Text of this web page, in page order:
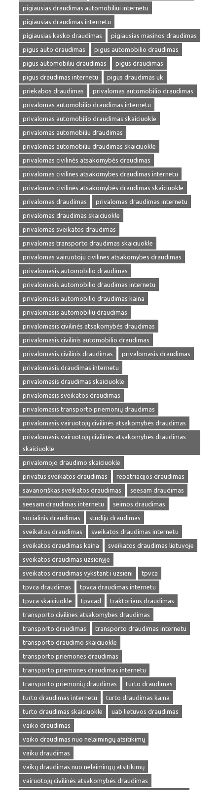
pigiausias draudimas automobiliui internetu
pigiausias draudimas internetu
pigiausias kasko draudimas
pigiausias masinos draudimas
pigus auto draudimas
pigus automobilio draudimas
pigus automobiliu draudimas
pigus draudimas
pigus draudimas internetu
pigus draudimas uk
priekabos draudimas
privalomas automobilio draudimas
privalomas automobilio draudimas internetu
privalomas automobilio draudimas skaiciuokle
privalomas automobiliu draudimas
privalomas automobiliu draudimas skaiciuokle
privalomas civilinės atsakomybės draudimas
privalomas civilines atsakomybes draudimas internetu
privalomas civilinės atsakomybės draudimas skaiciuokle
privalomas draudimas
privalomas draudimas internetu
privalomas draudimas skaiciuokle
privalomas sveikatos draudimas
privalomas transporto draudimas skaiciuokle
privalomas vairuotoju civilines atsakomybes draudimas
privalomasis automobilio draudimas
privalomasis automobilio draudimas internetu
privalomasis automobilio draudimas kaina
privalomasis automobiliu draudimas
privalomasis civilinės atsakomybės draudimas
privalomasis civilinis automobilio draudimas
privalomasis civilinis draudimas
privalomasis draudimas
privalomasis draudimas internetu
privalomasis draudimas skaiciuokle
privalomasis sveikatos draudimas
privalomasis transporto priemonių draudimas
privalomasis vairuotojų civilinės atsakomybės draudimas
privalomasis vairuotojų civilinės atsakomybės draudimas
skaiciuokle
privalomojo draudimo skaiciuokle
privatus sveikatos draudimas
repatriacijos draudimas
savanoriškas sveikatos draudimas
seesam draudimas
seesam draudimas internetu
seimos draudimas
socialinis draudimas
studiju draudimas
sveikatos draudimas
sveikatos draudimas internetu
sveikatos draudimas kaina
sveikatos draudimas lietuvoje
sveikatos draudimas uzsienyje
sveikatos draudimas vykstant i uzsieni
tpvca
tpvca draudimas
tpvca draudimas internetu
tpvca skaiciuokle
tpvcad
traktoriaus draudimas
transporto civilines atsakomybes draudimas
transporto draudimas
transporto draudimas internetu
transporto draudimo skaiciuokle
transporto priemones draudimas
transporto priemones draudimas internetu
transporto priemonių draudimas
turto draudimas
turto draudimas internetu
turto draudimas kaina
turto draudimas skaiciuokle
uab lietuvos draudimas
vaiko draudimas
vaiko draudimas nuo nelaimingų atsitikimų
vaiku draudimas
vaikų draudimas nuo nelaimingų atsitikimų
vairuotojų civilinės atsakomybės draudimas